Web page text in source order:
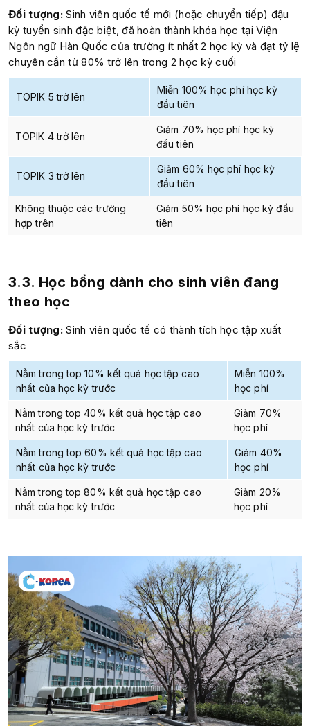
Đối tượng:Sinh viên quốc tế mới (hoặc chuyển tiếp) đậu
kỳ tuyển sinh đặc biệt, đã hoàn thành khóa học tại Viện
Ngôn ngữ Hàn Quốc của trường ít nhất 2 học kỳ và đạt tỷ lệ
chuyên cần từ 80% trở lên trong 2 học kỳ cuối
TOPIK 5 trở lên
Miễn 100% học phí học kỳ
đầu tiên
TOPIK 4 trở lên
Giảm 70% học phí học kỳ
đầu tiên
TOPIK 3 trở lên
Giảm 60% học phí học kỳ
đầu tiên
Không thuộc các trường
hợp trên
Giảm 50% học phí học kỳ đầu
tiên
3.3. Học bổng dành cho sinh viên đang
theo học
Đối tượng:Sinh viên quốc tế có thành tích học tập xuất
sắc
Nằm trong top 10% kết quả học tập cao
nhất của học kỳ trước
Miễn 100%
học phí
Nằm trong top 40% kết quả học tập cao
nhất của học kỳ trước
Giảm 70%
học phí
Nằm trong top 60% kết quả học tập cao
nhất của học kỳ trước
Giảm 40%
học phí
Nằm trong top 80% kết quả học tập cao
nhất của học kỳ trước
Giảm 20%
học phí